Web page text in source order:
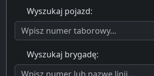
Wyszukaj pojazd:
Wyszukaj brygadę: